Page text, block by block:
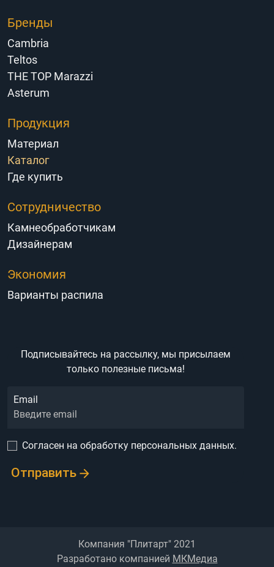
Бренды
Cambria
Teltos
THE TOP Marazzi
Asterum
Продукция
Материал
Каталог
Где купить
Сотрудничество
Камнеобработчикам
Дизайнерам
Экономия
Варианты распила
Подписывайтесь на рассылку, мы присылаем
только полезные письма!
Email
Согласен на обработку персональных данных.
Отправить
Компания "Плитарт" 2021
Разработано компанией МКМедиа